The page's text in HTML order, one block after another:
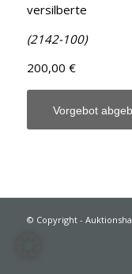
versilberte
(2142-100)
200,00 €
Vorgebot
© Copyright -